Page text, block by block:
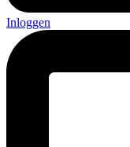
Inloggen